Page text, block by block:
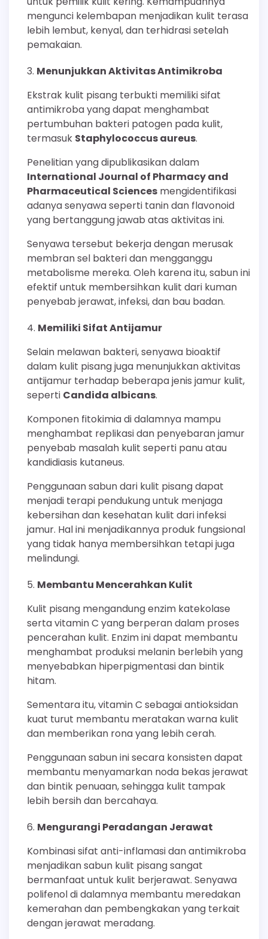
mengunci kelembapan menjadikan kulit terasa
lebih lembut, kenyal, dan terhidrasi setelah
pemakaian.
Menunjukkan Aktivitas Antimikroba
Ekstrak kulit pisang terbukti memiliki sifat
antimikroba yang dapat menghambat
pertumbuhan bakteri patogen pada kulit,
termasuk Staphylococcus aureus.
Penelitian yang dipublikasikan dalam
International Journal of Pharmacy and
Pharmaceutical Sciences mengidentifikasi
adanya senyawa seperti tanin dan flavonoid
yang bertanggung jawab atas aktivitas ini.
Senyawa tersebut bekerja dengan merusak
membran sel bakteri dan mengganggu
metabolisme mereka. Oleh karena itu, sabun ini
efektif untuk membersihkan kulit dari kuman
penyebab jerawat, infeksi, dan bau badan.
Memiliki Sifat Antijamur
Selain melawan bakteri, senyawa bioaktif
dalam kulit pisang juga menunjukkan aktivitas
antijamur terhadap beberapa jenis jamur kulit,
seperti Candida albicans.
Komponen fitokimia di dalamnya mampu
menghambat replikasi dan penyebaran jamur
penyebab masalah kulit seperti panu atau
kandidiasis kutaneus.
Penggunaan sabun dari kulit pisang dapat
menjadi terapi pendukung untuk menjaga
kebersihan dan kesehatan kulit dari infeksi
jamur. Hal ini menjadikannya produk fungsional
yang tidak hanya membersihkan tetapi juga
melindungi.
Membantu Mencerahkan Kulit
Kulit pisang mengandung enzim katekolase
serta vitamin C yang berperan dalam proses
pencerahan kulit. Enzim ini dapat membantu
menghambat produksi melanin berlebih yang
menyebabkan hiperpigmentasi dan bintik
hitam.
Sementara itu, vitamin C sebagai antioksidan
kuat turut membantu meratakan warna kulit
dan memberikan rona yang lebih cerah.
Penggunaan sabun ini secara konsisten dapat
membantu menyamarkan noda bekas jerawat
dan bintik penuaan, sehingga kulit tampak
lebih bersih dan bercahaya.
Mengurangi Peradangan Jerawat
Kombinasi sifat anti-inflamasi dan antimikroba
menjadikan sabun kulit pisang sangat
bermanfaat untuk kulit berjerawat. Senyawa
polifenol di dalamnya membantu meredakan
kemerahan dan pembengkakan yang terkait
dengan jerawat meradang.